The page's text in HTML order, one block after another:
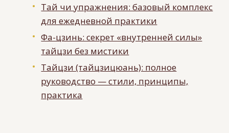
Тай чи упражнения: базовый комплекс
для ежедневной практики
Фа-цзинь: секрет «внутренней силы»
тайцзи без мистики
Тайцзи (тайцзицюань): полное
руководство — стили, принципы,
практика